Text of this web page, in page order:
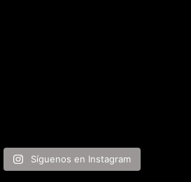
Síguenos en Instagram